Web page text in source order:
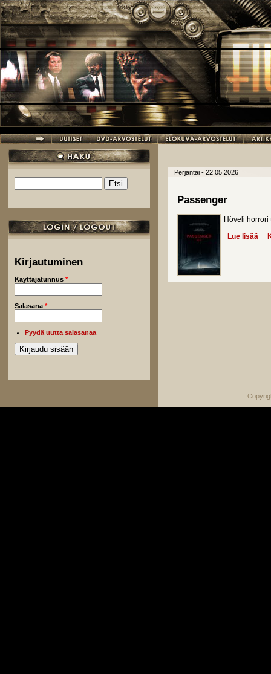
Hyppää pääsisältöön
Hakulomake
Kirjautuminen
Käyttäjätunnus *
Salasana *
Pyydä uutta salasanaa
Perjantai - 22.05.2026
Passenger
Höveli
Lue lisää